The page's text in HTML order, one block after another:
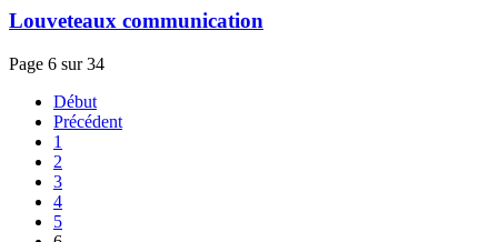
Louveteaux communication
Page 6 sur 34
Début
Précédent
1
2
3
4
5